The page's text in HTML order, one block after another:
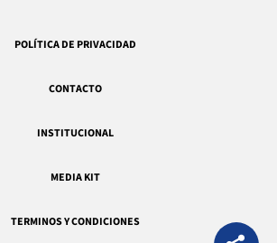
POLÍTICA DE PRIVACIDAD
CONTACTO
INSTITUCIONAL
MEDIA KIT
TERMINOS Y CONDICIONES